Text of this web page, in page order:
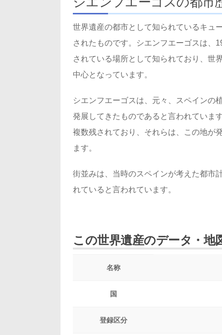
世界遺産の都市として知られているキュ
されたものです。シエンフエーゴスは、
されている場所として知られており、世
中心となっています。
シエンフエーゴスは、元々、スペインの
発展してきたものであると言われていま
複数残されており、それらは、この地が
ます。
街並みは、当時のスペインが考えた都市
れていると言われています。
この世界遺産のデータ・地
名称
国
登録区分